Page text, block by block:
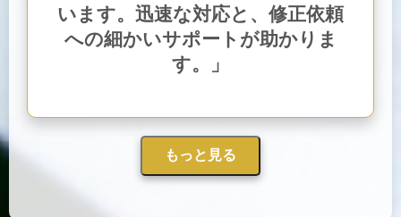
います。迅速な対応と、修正依頼
への細かいサポートが助かりま
す。」
もっと見る